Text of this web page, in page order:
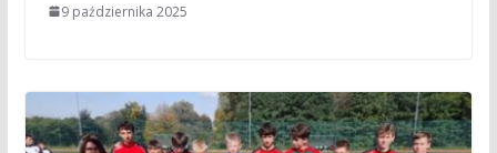
9 października 2025